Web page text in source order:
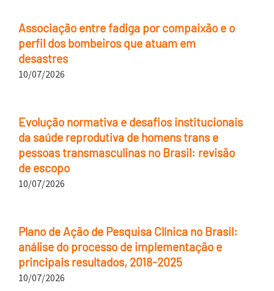
Associação entre fadiga por compaixão e o
perfil dos bombeiros que atuam em
desastres
10/07/2026
Evolução normativa e desafios institucionais
da saúde reprodutiva de homens trans e
pessoas transmasculinas no Brasil: revisão
de escopo
10/07/2026
Plano de Ação de Pesquisa Clínica no Brasil:
análise do processo de implementação e
principais resultados, 2018-2025
10/07/2026